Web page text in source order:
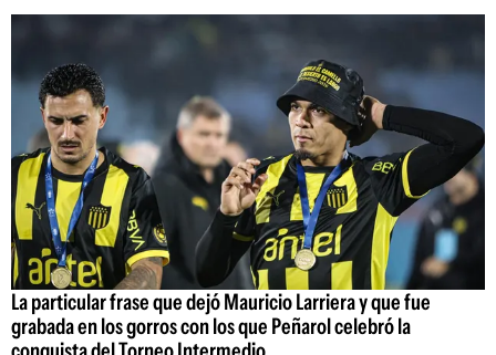
La particular frase que dejó Mauricio Larriera y que fue
grabada en los gorros con los que Peñarol celebró la